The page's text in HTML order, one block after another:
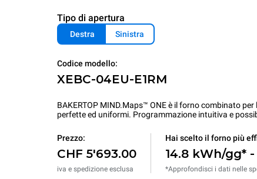
Tipo di apertura
Destra Sinistra
Codice modello:
XEBC-04EU-E1RM
BAKERTOP MIND.Maps™ ONE è il forno combinato
perfette ed uniformi. Programmazione intuitiva e
Prezzo:
CHF 5'693.00
iva e spedizione esclusa
Hai scelto il forno più
14.8 kWh/gg*
*Approfondisci i dati nelle